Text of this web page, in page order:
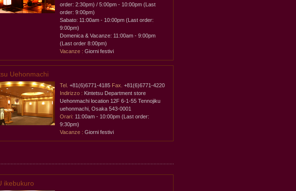
order: 2:30pm) / 5:00pm - 10:00pm (Last
order: 9:00pm)
Sabato: 11:00am - 10:00pm (Last order:
9:00pm)
Domenica & Vacanze: 11:00am - 9:00pm
(Last order 8:00pm)
Vacanze : Giorni festivi
Uehonmachi
Tel. +81(6)6771-4185 Fax. +81(6)6771-4220
Indirizzo : Kintetsu Department store
Uehonmachi location 12F 6-1-55 Tennojiku
uehonmachi, Osaka 543-0001
Orari: 11:00am - 10:00pm (Last order:
9:30pm)
Vacanze : Giorni festivi
ikebukuro